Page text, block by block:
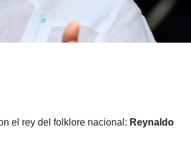
el rey del folklore nacional: Reynaldo